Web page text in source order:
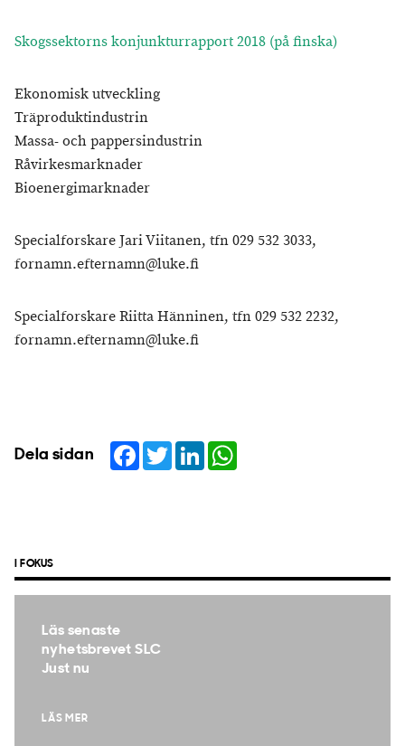
Skogssektorns konjunkturrapport 2018 (på finska)
Ekonomisk utveckling
Träproduktindustrin
Massa- och pappersindustrin
Råvirkesmarknader
Bioenergimarknader
Specialforskare Jari Viitanen, tfn 029 532 3033,
fornamn.efternamn@luke.fi
Specialforskare Riitta Hänninen, tfn 029 532 2232,
fornamn.efternamn@luke.fi
Dela sidan Facebook
TwitterLinkedIn
I FOKUS
Läs senaste
nyhetsbrevet SLC
Just nu
LÄS MER